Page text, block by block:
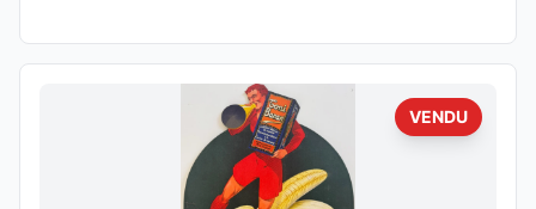
VENDU